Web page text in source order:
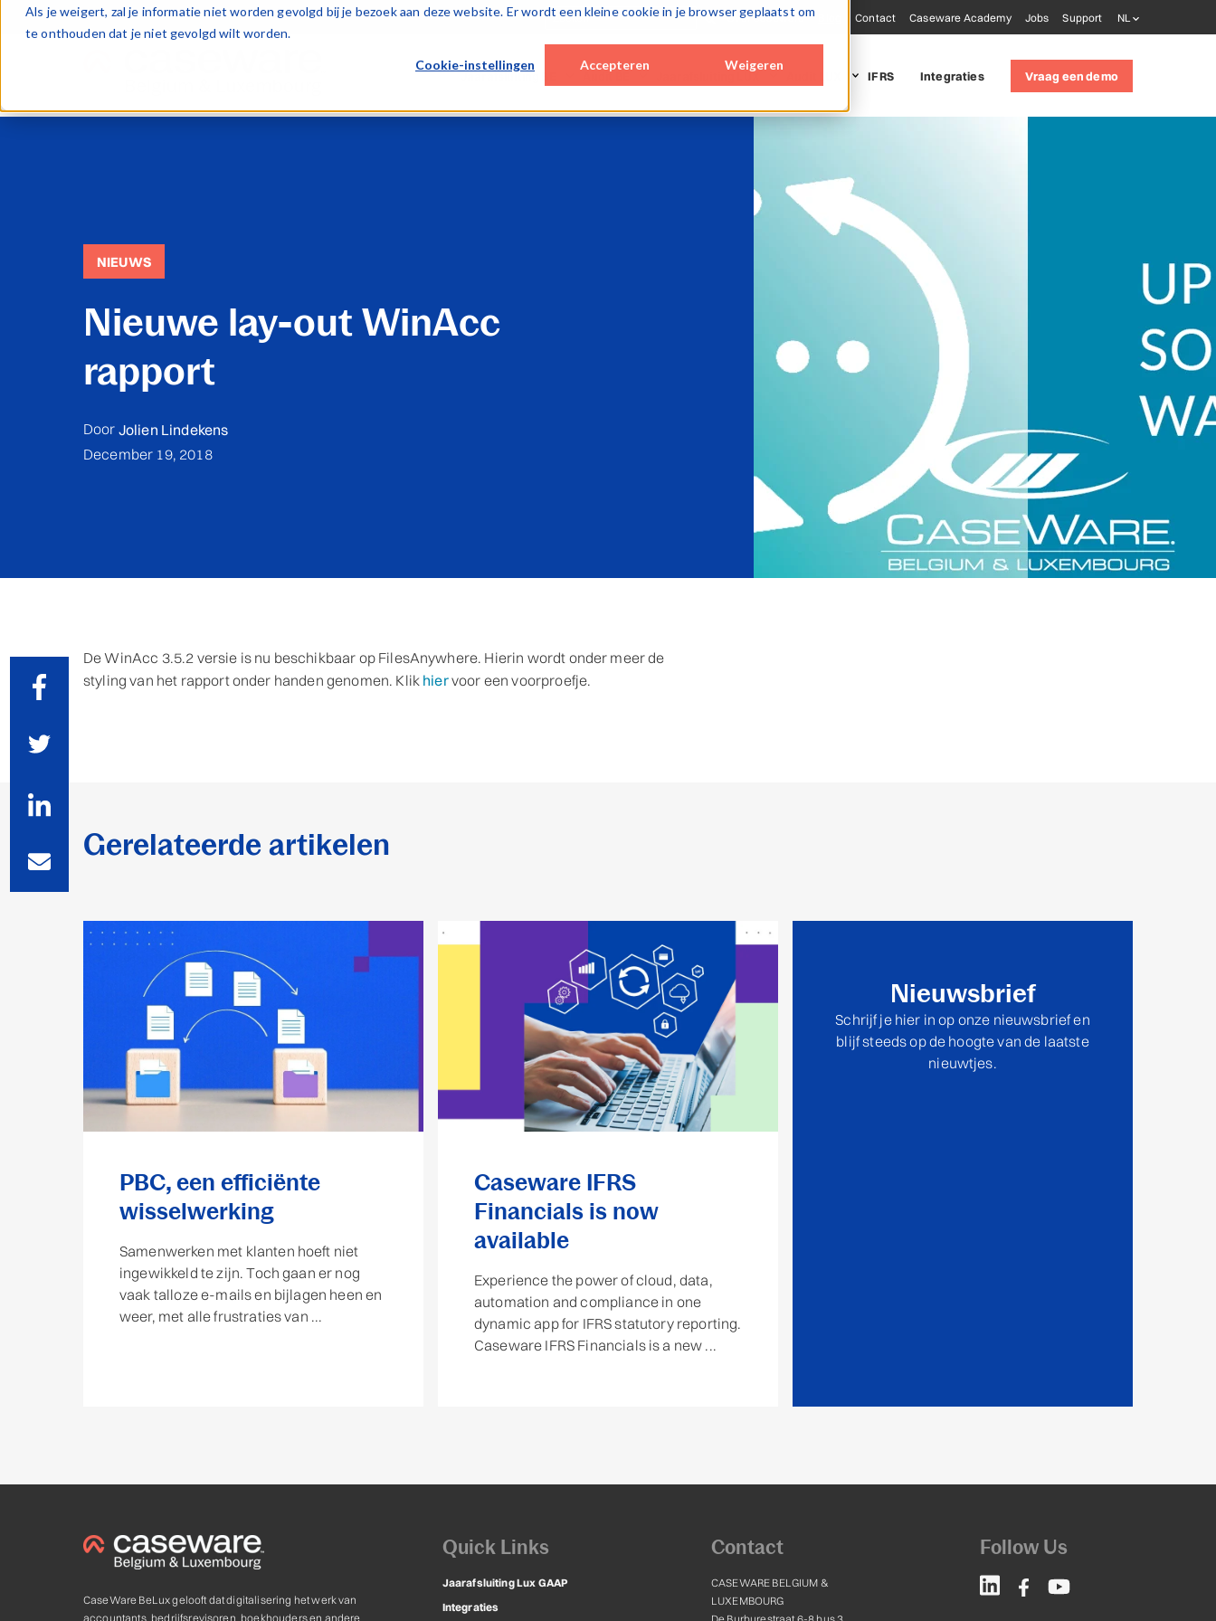
Als je weigert, zal je informatie niet worden gevolgd bij je bezoek aan deze website. Er wordt een kleine cookie in je browser geplaatst om
te onthouden dat je niet gevolgd wilt worden.
Cookie-instellingen Accepteren Weigeren
Over Caseware Contact Caseware Academy Jobs Support NL
Jaarafsluiting BE Audit BE Jaarafsluiting LUX
SQM (ISQM 1)
Monitoring tools
IFRS Integraties Vraag een demo
NIEUWS
Nieuwe lay-out WinAcc
rapport
Door Jolien Lindekens
December 19, 2018
De WinAcc 3.5.2 versie is nu beschikbaar op FilesAnywhere. Hierin wordt onder meer de
styling van het rapport onder handen genomen. Klik hiervoor een voorproefje.
Gerelateerde artikelen
PBC, een efficiënte
wisselwerking
Samenwerken met klanten hoeft niet
ingewikkeld te zijn. Toch gaan er nog
vaak talloze e-mails en bijlagen heen en
weer, met alle frustraties van ...
Caseware IFRS
Financials is now
available
Experience the power of cloud, data,
automation and compliance in one
dynamic app for IFRS statutory reporting.
Caseware IFRS Financials is a new ...
Nieuwsbrief
Schrijf je hier in op onze nieuwsbrief en
blijf steeds op de hoogte van de laatste
nieuwtjes.
CaseWare BeLux gelooft dat digitalisering het werk van
accountants, bedrijfsrevisoren, boekhouders en andere
Quick Links
Jaarafsluiting Lux GAAP
Integraties
Contact
CASEWARE BELGIUM &
LUXEMBOURG
Follow Us